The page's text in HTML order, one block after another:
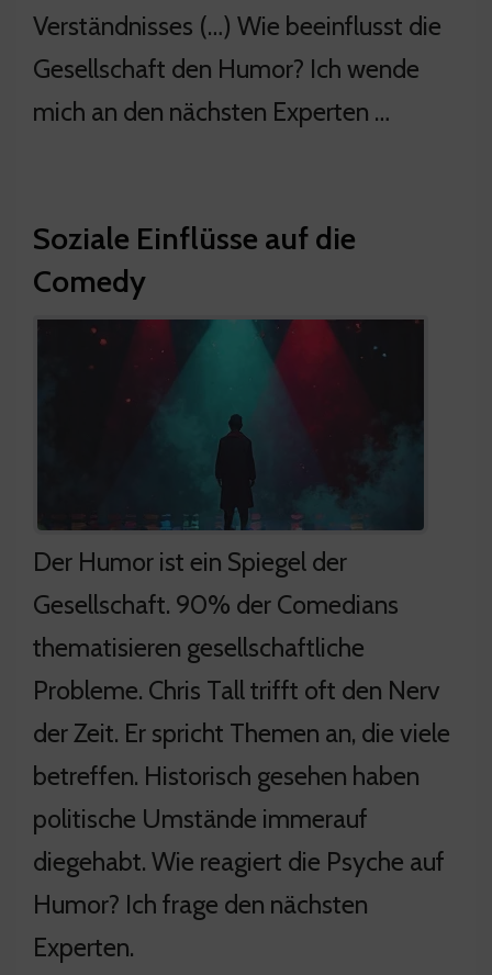
Verständnisses (…) Wie beeinflusst die
Gesellschaft den Humor? Ich wende
mich an den nächsten Experten …
Soziale Einflüsse auf die
Comedy
Der Humor ist ein Spiegel der
Gesellschaft. 90% der Comedians
thematisieren gesellschaftliche
Probleme. Chris Tall trifft oft den Nerv
der Zeit. Er spricht Themen an, die viele
betreffen. Historisch gesehen haben
politische Umstände immerauf
diegehabt. Wie reagiert die Psyche auf
Humor? Ich frage den nächsten
Experten.